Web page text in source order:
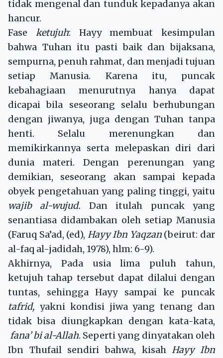
tidak mengenal dan tunduk kepadanya akan
hancur.
Fase ketujuh: Hayy membuat kesimpulan
bahwa Tuhan itu pasti baik dan bijaksana,
sempurna, penuh rahmat, dan menjadi tujuan
setiap Manusia. Karena itu, puncak
kebahagiaan menurutnya hanya dapat
dicapai bila seseorang selalu berhubungan
dengan jiwanya, juga dengan Tuhan tanpa
henti. Selalu merenungkan dan
memikirkannya serta melepaskan diri dari
dunia materi. Dengan perenungan yang
demikian, seseorang akan sampai kepada
obyek pengetahuan yang paling tinggi, yaitu
wajib al-wujud. Dan itulah puncak yang
senantiasa didambakan oleh setiap Manusia
(Faruq Sa’ad, (ed),Hayy Ibn Yaqzan(beirut: dar
al-faq al-jadidah, 1978), hlm: 6-9).
Akhirnya, Pada usia lima puluh tahun,
ketujuh tahap tersebut dapat dilalui dengan
tuntas, sehingga Hayy sampai ke puncak
tafrid, yakni kondisi jiwa yang tenang dan
tidak bisa diungkapkan dengan kata-kata,
fana’ bi al-Allah. Seperti yang dinyatakan oleh
Ibn Thufail sendiri bahwa, kisahHayy Ibn